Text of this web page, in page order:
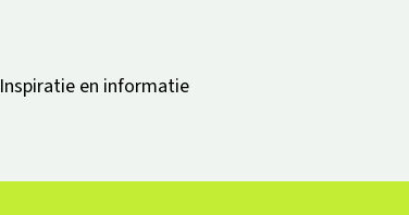
Inspiratie en informatie